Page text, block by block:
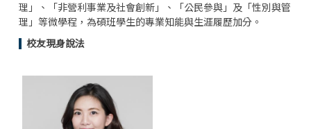
理」、「非營利事業及社會創新」、「公民參與」及「性別與管
理」等微學程，為碩班學生的專業知能與生涯履歷加分。
校友現身說法